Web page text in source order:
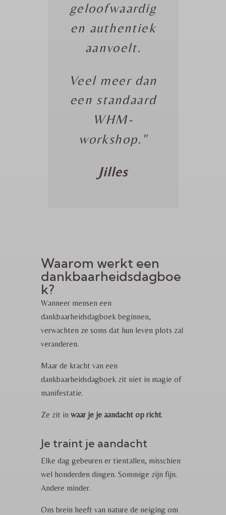
geloofwaardig
en authentiek
aanvoelt.
Veel meer dan
een standaard
WHM-
workshop."
Jilles
Waarom werkt een
dankbaarheidsdagboe
k?
Wanneer mensen een
dankbaarheidsdagboek beginnen,
verwachten ze soms dat hun leven plots zal
veranderen.
Maar de kracht van een
dankbaarheidsdagboek zit niet in magie of
manifestatie.
Ze zit in waar je je aandacht op richt.
Je traint je aandacht
Elke dag gebeuren er tientallen, misschien
wel honderden dingen. Sommige zijn fijn.
Andere minder.
Ons brein heeft van nature de neiging om